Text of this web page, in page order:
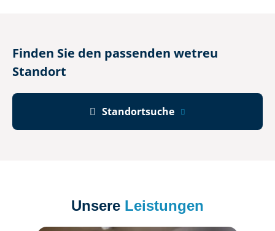
Finden Sie den passenden wetreu
Standort
 Standortsuche
Unsere Leistungen